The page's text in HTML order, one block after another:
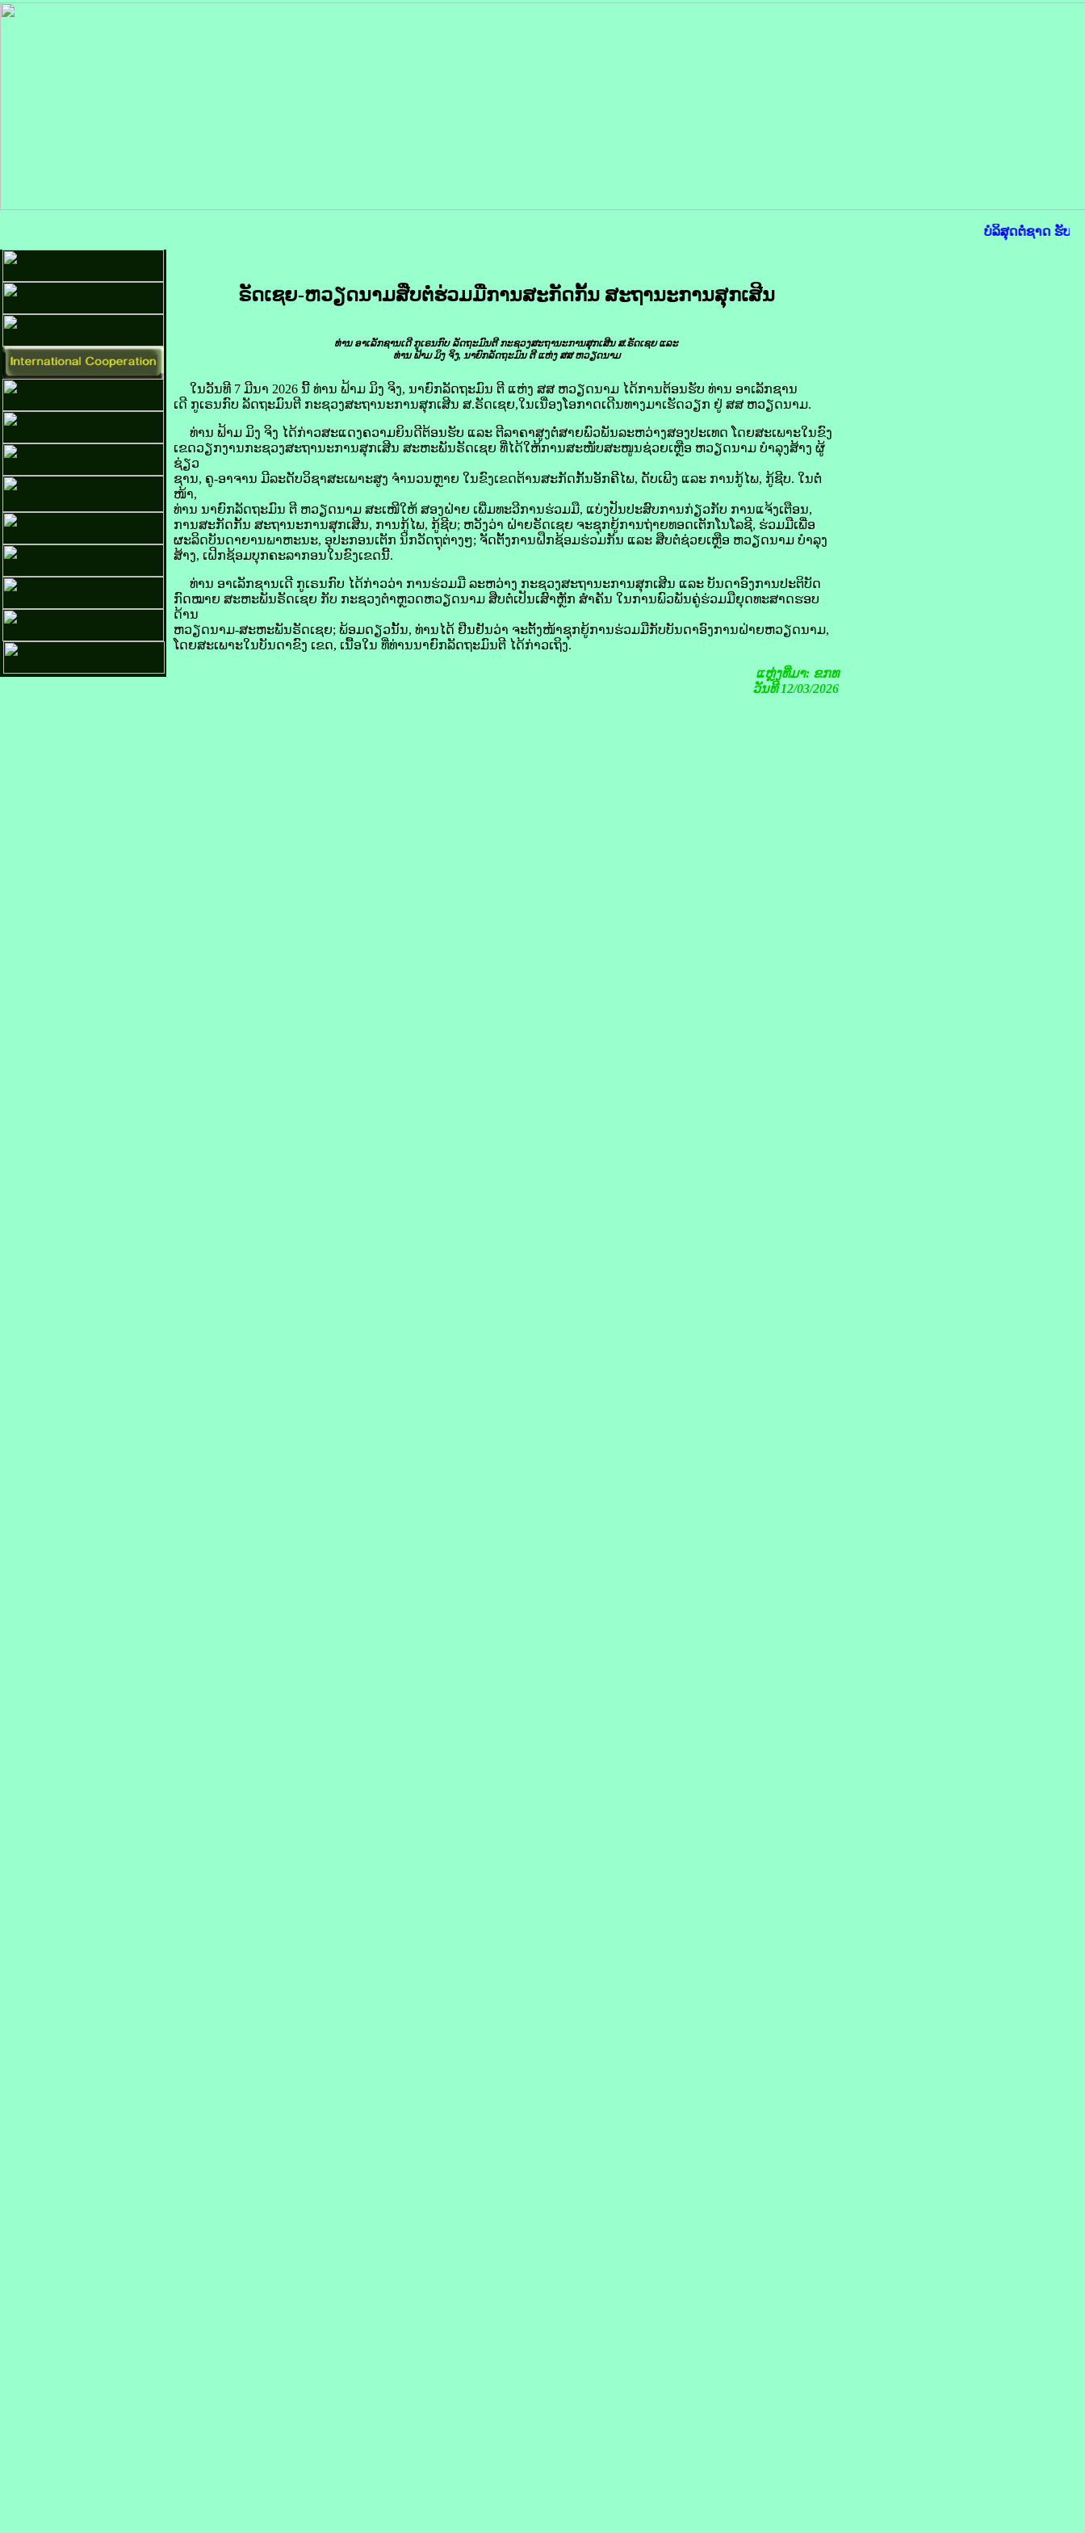
ບໍລິສຸດຕໍ່ຊາດ ຮັບໃ
ຣັດ​ເຊຍ-ຫວຽດນາມ​ສືບຕໍ່​ຮ່ວມ​ມື​ການ​ສະກັດ​ກັ້ນ ສະຖານະ​ການ​ສຸກ​ເສີນ
ທ່ານ ອາ​ເລັກ​ຊານ​ເດີ ກູ​ເຣນ​ກົບ ລັດຖະມົນຕີ ກະຊວງ​ສະຖານະ​ການ​ສຸກ​ເສີນ ສ.ຣັດ​ເຊຍ ແລະ
ທ່ານ ຟ້າມ ​ມິງ​ ຈິງ, ນາຍົກລັດຖະມົນ ຕີ ແຫ່ງ ​ສສ ຫວຽດນາມ
​ໃນ​ວັນ​ທີ 7 ມີນາ 2026 ນີ້​ ທ່ານ ຟ້າມ ​ມິງ ​ຈິງ, ນາຍົກລັດຖະມົນ ຕີ ແຫ່ງ ​ສສ ຫວຽດນາມ ໄດ້​ການ​ຕ້ອນຮັບ ທ່ານ ອາ​ເລັກ​ຊານ​
ເດີ ກູ​ເຣນ​ກົບ ລັດຖະມົນຕີ ກະຊວງ​ສະຖານະ​ການ​ສຸກ​ເສີນ ສ.ຣັດ​ເຊຍ,​ໃນເນື່ອງ​ໂອກາດ​ເດີນທາງ​ມາ​ເຮັດ​ວຽກ ຢູ່ ​ສສ​ ຫວຽດນາມ.
ທ່ານ ຟ້າມ ​ມິງ ​ຈິງ ໄດ້​ກ່າວສະແດງ​ຄວາມ​ຍິນ​ດີ​ຕ້ອນຮັບ ແລະ ຕີ​ລາຄາ​ສູງ​ຕໍ່​ສາຍ​ພົວພັນ​ລະຫວ່າງ​ສອງ​ປະເທດ ໂດຍ​ສະເພາະ​ໃນ​ຂົງ
ເຂດ​ວຽກ​ງານ​ກະຊວງ​ສະຖານະ​ການ​ສຸກ​ເສີນ ສະຫະພັນ​ຣັດ​ເຊຍ ທີ່​ໄດ້​ໃຫ້ການ​ສະໜັບສະໜູນ​ຊ່ວຍເຫຼືອ ຫວຽດນາມ ບຳລຸງ​ສ້າງ ຜູ້​
ຊ່ຽວ
ຊານ, ຄູ​-ອາຈານ ມີ​ລະດັບ​ວິຊາ​ສະເພາະ​ສູງ ຈຳນວນ​ຫຼາຍ ໃນ​ຂົງເຂດ​ຕ້ານ​ສະກັດ​ກັ້ນ​ອັກຄີ​ໄພ, ດັບ​ເພີງ ແລະ ການ​ກູ້​ໄພ, ກູ້​ຊີບ. ໃນຕໍ່
ໜ້າ,
ທ່ານ ນາຍົກລັດຖະມົນ ຕີ ຫວຽດນາມ ສະເໜີ​ໃຫ້ ສອງ​ຝ່າຍ ເພີ່ມ​ທະວີ​ການ​ຮ່ວມ​ມື, ແບ່ງປັນ​ປະສົບ​ການ​ກ່ຽວ​ກັບ ການ​ແຈ້ງ​ເຕືອນ,
ການ​ສະກັດ​ກັ້ນ ສະຖານະ​ການ​ສຸກ​ເສີນ, ການ​ກູ້​ໄພ, ກູ້​ຊີບ; ຫວັງ​ວ່າ ຝ່າຍ​ຣັດ​ເຊຍ ຈະ​ຊຸກຍູ້​ການ​ຖ່າຍ​ທອດ​ເຕັກ​ໂນ​ໂລ​ຊີ, ຮ່ວມ​ມື​ເພື່ອ
​ຜະລິດ​ບັນດາ​ຍານພາຫະນະ, ອຸປະກອນ​ເຕັກ ນິກ​ວັດຖຸ​ຕ່າງໆ; ຈັດ​ຕັ້ງ​ການ​ຝຶກ​ຊ້ອມ​ຮ່ວມ​ກັນ ແລະ ສືບຕໍ່​ຊ່ວຍເຫຼືອ ຫວຽດນາມ ບຳລຸງ
​ສ້າງ, ເຝິກ​ຊ້ອມ​ບຸກ​ຄະລາ​ກອນ​ໃນ​ຂົງເຂດ​ນີ້.
ທ່ານ ອາ​ເລັກ​ຊານ​ເດີ ກູ​ເຣນ​ກົບ ໄດ້​ກ່າວ​ວ່າ ການ​ຮ່ວມ​ມື ລະຫວ່າງ ກະຊວງ​ສະຖານະ​ການ​ສຸກ​ເສີນ ແລະ ບັນດາ​ອົງການ​ປະຕິບັດ​
ກົດໝາຍ ສະຫະພັນ​ຣັດ​ເຊຍ ກັບ ກະຊວງ​ຕຳຫຼວດ​ຫວຽດນາມ ສືບຕໍ່​ເປັນ​ເສົາ​ຫຼັກ​ ສຳຄັນ ໃນ​ການ​ພົວພັນ​ຄູ່​ຮ່ວມ​ມື​ຍຸດ​ທະ​ສາດ​ຮອບ
ດ້ານ
ຫວຽດນາມ-ສະຫະພັນ​ຣັດ​ເຊຍ; ພ້ອມ​ດຽວ​ນັ້ນ, ທ່ານ​ໄດ້ ຢືນຢັນ​ວ່າ ຈະ​ຕັ້ງໜ້າ​ຊຸກຍູ້​ການ​ຮ່ວມ​ມື​ກັບ​ບັນດາ​ອົງການ​ຝ່າຍ​ຫວຽດນາມ,
ໂດຍ​ສະເພາະ​ໃນ​ບັນດາ​ຂົງ ເຂດ, ເນື້ອ​ໃນ ທີ່​ທ່ານ​ນາຍົກລັດຖະມົນຕີ ໄດ້​ກ່າວ​ເຖິງ.
ແຫຼ່ງທີ່ມາ: ຂກທ
ວັນທີ 12/03/2026